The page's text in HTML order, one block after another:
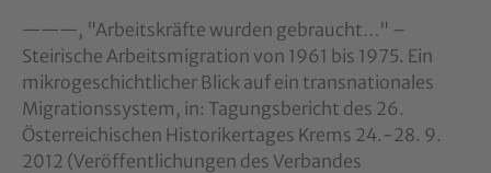
———, "Arbeitskräfte wurden gebraucht…" –
Steirische Arbeitsmigration von 1961 bis 1975. Ein
mikrogeschichtlicher Blick auf ein transnationales
Migrationssystem, in: Tagungsbericht des 26.
Österreichischen Historikertages Krems 24.-28. 9.
2012 (Veröffentlichungen des Verbandes